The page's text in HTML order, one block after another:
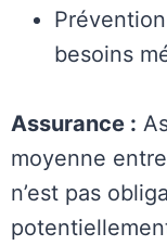
besoins
Assurance :
moyenne entre
n’est pas